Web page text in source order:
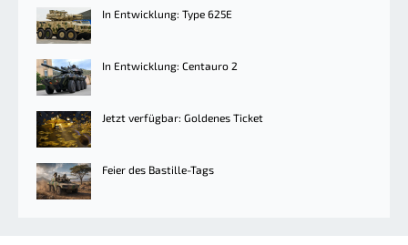
In Entwicklung: Type 625E
In Entwicklung: Centauro 2
Jetzt verfügbar: Goldenes Ticket
Feier des Bastille-Tags